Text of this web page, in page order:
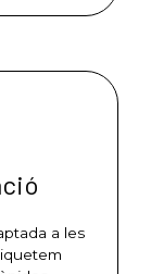
a les